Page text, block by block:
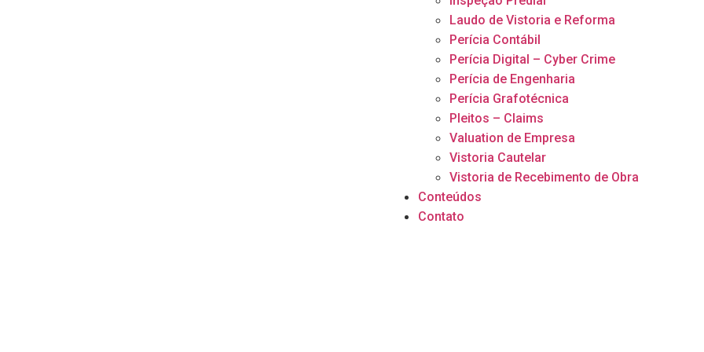
Laudo de Vistoria e Reforma
Perícia Contábil
Perícia Digital – Cyber Crime
Perícia de Engenharia
Perícia Grafotécnica​
Pleitos – Claims
Valuation de Empresa
Vistoria Cautelar
Vistoria de Recebimento de Obra
Conteúdos
Contato